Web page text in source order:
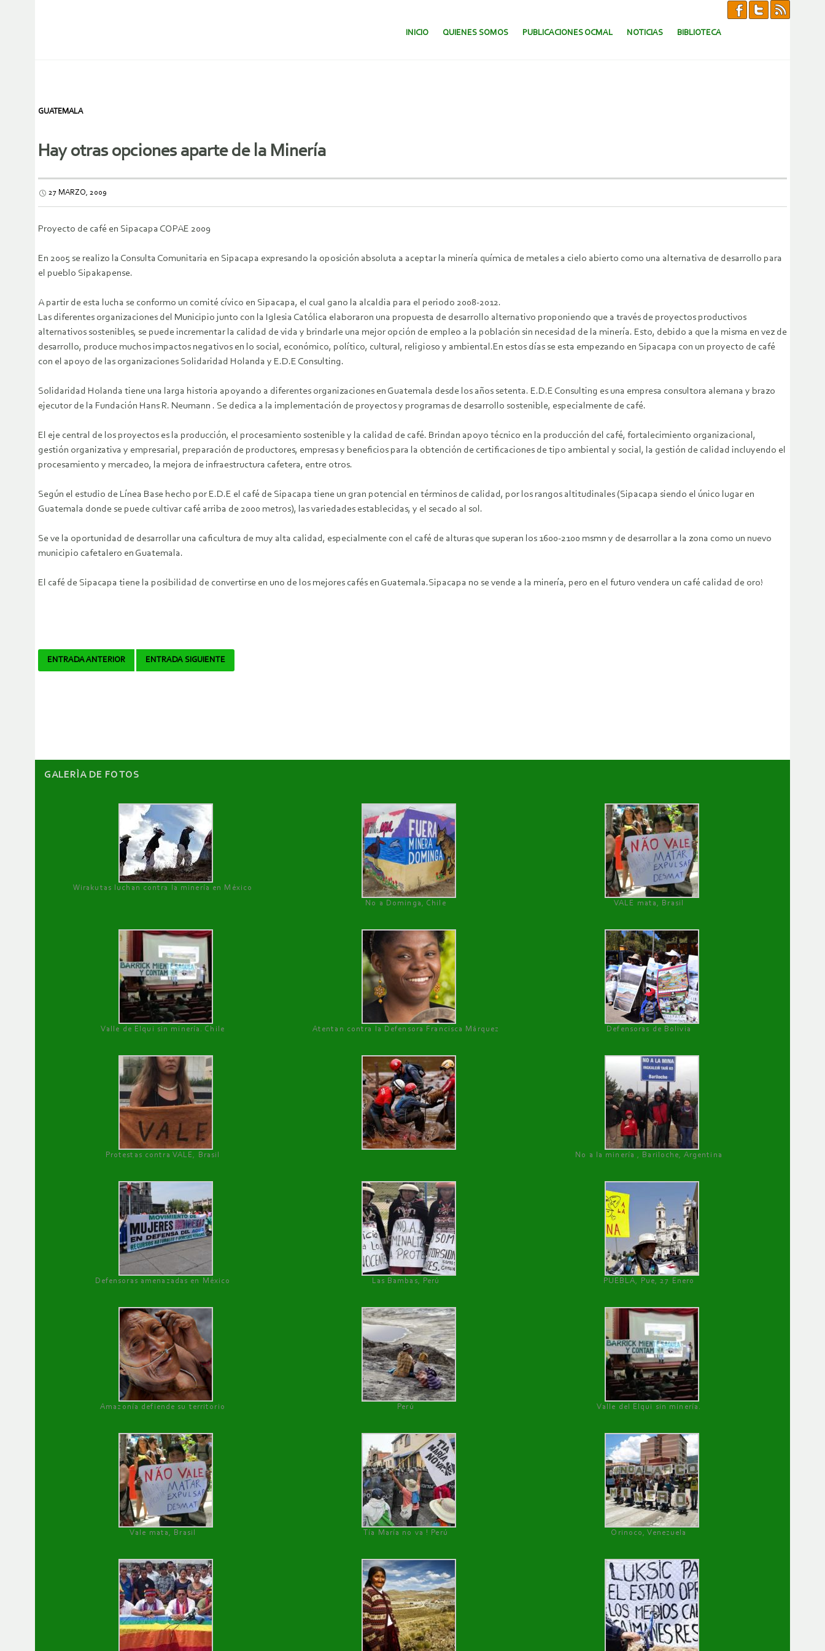
SALTAR AL CONTENIDO.
INICIO QUIENES SOMOS PUBLICACIONES OCMAL NOTICIAS BIBLIOTECA
GUATEMALA
Hay otras opciones aparte de la Minería
27 MARZO, 2009
Proyecto de café en Sipacapa COPAE 2009
En 2005 se realizo la Consulta Comunitaria en Sipacapa expresando la oposición absoluta a aceptar la minería química de metales a cielo abierto como una alternativa de desarrollo para
el pueblo Sipakapense.
A partir de esta lucha se conformo un comité cívico en Sipacapa, el cual gano la alcaldia para el periodo 2008-2012.
Las diferentes organizaciones del Municipio junto con la Iglesia Católica elaboraron una propuesta de desarrollo alternativo proponiendo que a través de proyectos productivos
alternativos sostenibles, se puede incrementar la calidad de vida y brindarle una mejor opción de empleo a la población sin necesidad de la minería. Esto, debido a que la misma en vez de
desarrollo, produce muchos impactos negativos en lo social, económico, político, cultural, religioso y ambiental.En estos días se esta empezando en Sipacapa con un proyecto de café
con el apoyo de las organizaciones Solidaridad Holanda y E.D.E Consulting.
Solidaridad Holanda tiene una larga historia apoyando a diferentes organizaciones en Guatemala desde los años setenta. E.D.E Consulting es una empresa consultora alemana y brazo
ejecutor de la Fundación Hans R. Neumann . Se dedica a la implementación de proyectos y programas de desarrollo sostenible, especialmente de café.
El eje central de los proyectos es la producción, el procesamiento sostenible y la calidad de café. Brindan apoyo técnico en la producción del café, fortalecimiento organizacional,
gestión organizativa y empresarial, preparación de productores, empresas y beneficios para la obtención de certificaciones de tipo ambiental y social, la gestión de calidad incluyendo el
procesamiento y mercadeo, la mejora de infraestructura cafetera, entre otros.
Según el estudio de Línea Base hecho por E.D.E el café de Sipacapa tiene un gran potencial en términos de calidad, por los rangos altitudinales (Sipacapa siendo el único lugar en
Guatemala donde se puede cultivar café arriba de 2000 metros), las variedades establecidas, y el secado al sol.
Se ve la oportunidad de desarrollar una caficultura de muy alta calidad, especialmente con el café de alturas que superan los 1600-2100 msmn y de desarrollar a la zona como un nuevo
municipio cafetalero en Guatemala.
El café de Sipacapa tiene la posibilidad de convertirse en uno de los mejores cafés en Guatemala.Sipacapa no se vende a la minería, pero en el futuro vendera un café calidad de oro!
Navegador
ENTRADA ANTERIOR ENTRADA SIGUIENTE
GALERÌA DE FOTOS
Wirakutas luchan contra la minería en México
No a Dominga, Chile
VALE mata, Brasil
Valle de Elqui sin minería. Chile Atentan contra la Defensora Francisca Márquez Defensoras de Bolivia
Protestas contra VALE, Brasil No a la minería , Bariloche, Argentina
Defensoras amenazadas en México Las Bambas, Perú PUEBLA, Pue, 27 Enero
Amazonía defiende su territorio Perú Valle del Elqui sin minería.
Vale mata, Brasil Tía María no va ! Perú Orinoco, Venezuela